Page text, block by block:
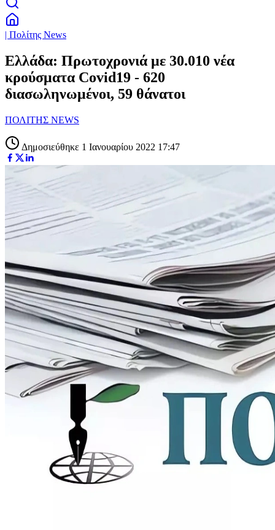
| Πολίτης News
Ελλάδα: Πρωτοχρονιά με 30.010 νέα
κρούσματα Covid19 - 620
διασωληνωμένοι, 59 θάνατοι
ΠΟΛΙΤΗΣ NEWS
Δημοσιεύθηκε 1 Ιανουαρίου 2022 17:47